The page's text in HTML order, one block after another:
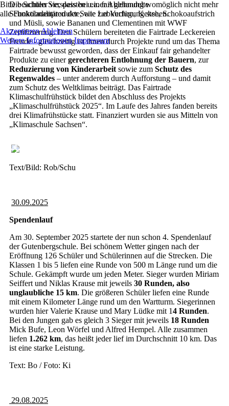
Die Schüler verspeisten u.a. fair gehandelte
Schokoladenprodukte, wie Lebkuchen, Kekse, Schokoaufstrich
und Müsli, sowie Bananen und Clementinen mit WWF
Zertifizierung. Den Schülern bereiteten die Fairtrade Leckereien
Freude - gleichzeitig ist ihnen durch Projekte rund um das Thema
Fairtrade bewusst geworden, dass der Einkauf fair gehandelter
Produkte zu einergerechteren Entlohnung der Bauern, zur
Reduzierung von Kinderarbeit sowie zum Schutz des
Regenwaldes – unter anderem durch Aufforstung – und damit
zum Schutz des Weltklimas beiträgt. Das Fairtrade
Klimaschulfrühstück bildet den Abschluss des Projekts
„Klimaschulfrühstück 2025“. Im Laufe des Jahres fanden bereits
drei Klimafrühstücke statt. Finanziert wurden sie aus Mitteln von
„Klimaschule Sachsen“.
Text/Bild: Rob/Schu
30.09.2025
Spendenlauf
Am 30. September 2025 startete der nun schon 4. Spendenlauf
der Gutenbergschule. Bei schönem Wetter gingen nach der
Eröffnung 126 Schüler und Schülerinnen auf die Strecken. Die
Klassen 1 bis 5 liefen eine Runde von 500 m Länge rund um die
Schule. Gekämpft wurde um jeden Meter. Sieger wurden Miriam
Seiffert und Niklas Krause mit jeweils 30 Runden, also
unglaubliche 15 km. Die größeren Schüler liefen eine Runde
mit einem Kilometer Länge rund um den Wartturm. Siegerinnen
wurden hier Valerie Krause und Mary Lüdke mit 14 Runden.
Bei den Jungen gab es gleich 3 Sieger mit jeweils 18 Runden
Mick Bufe, Leon Wörfel und Alfred Hempel. Alle zusammen
liefen 1.262 km, das heißt jeder lief im Durchschnitt 10 km. Das
ist eine starke Leistung.
Text: Bo / Foto: Ki
29.08.2025
Bitte beachten Sie, dass bei einer Ablehnung womöglich nicht mehr
alle Funktionalitäten der Seite zur Verfügung stehen.
AkzeptierenAblehnen
Weitere Informationen Impressum